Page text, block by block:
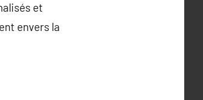
et
envers la